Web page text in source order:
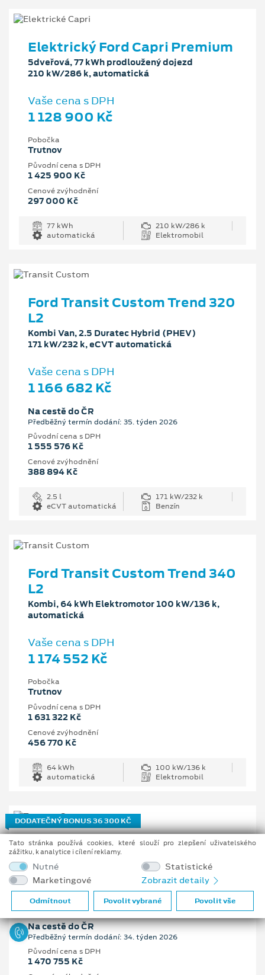
Elektrický Ford Capri Premium
5dveřová, 77 kWh prodloužený dojezd
210 kW/286 k, automatická
Vaše cena s DPH
1 128 900 Kč
Pobočka
Trutnov
Původní cena s DPH
1 425 900 Kč
Cenové zvýhodnění
297 000 Kč
77 kWh
210 kW/286 k
automatická
Elektromobil
Ford Transit Custom Trend 320
L2
Kombi Van, 2.5 Duratec Hybrid (PHEV)
171 kW/232 k, eCVT automatická
Vaše cena s DPH
1 166 682 Kč
Na cestě do ČR
Předběžný termín dodání: 35. týden 2026
Původní cena s DPH
1 555 576 Kč
Cenové zvýhodnění
388 894 Kč
2.5 l
171 kW/232 k
eCVT automatická
Benzín
Ford Transit Custom Trend 340
L2
Kombi, 64 kWh Elektromotor 100 kW/136 k,
automatická
Vaše cena s DPH
1 174 552 Kč
Pobočka
Trutnov
Původní cena s DPH
1 631 322 Kč
Cenové zvýhodnění
456 770 Kč
64 kWh
100 kW/136 k
automatická
Elektromobil
DODATEČNÝ BONUS 36 300 KČ
Ford Tourneo Custom Active L1
2.0 EcoBlue 110 kW/150 k, 6st. manuální
Vaše cena s DPH
1 162 205 Kč
Na cestě do ČR
Předběžný termín dodání: 34. týden 2026
Původní cena s DPH
1 470 755 Kč
Tato stránka používá cookies, které slouží pro zlepšení uživatelského
zážitku, k analytice i cílení reklamy.
Nutné
Statistické
Marketingové
Zobrazit detaily
Odmítnout Povolit vybrané Povolit vše